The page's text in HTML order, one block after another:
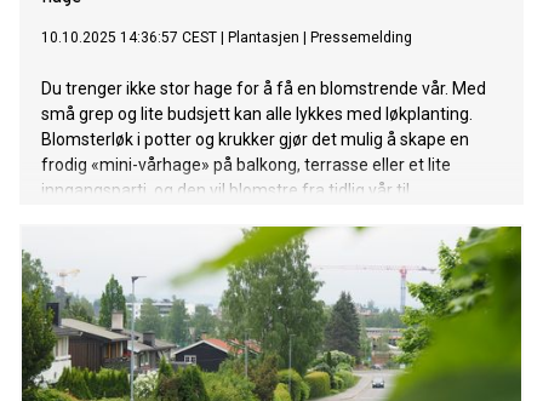
10.10.2025 14:36:57 CEST Plantasjen Pressemelding
Du trenger ikke stor hage for å få en blomstrende vår. Med
små grep og lite budsjett kan alle lykkes med løkplanting.
Blomsterløk i potter og krukker gjør det mulig å skape en
frodig «mini-vårhage» på balkong, terrasse eller et lite
inngangsparti, og den vil blomstre fra tidlig vår til